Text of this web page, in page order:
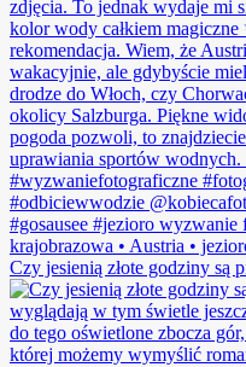
Czy jesienią złote godziny są